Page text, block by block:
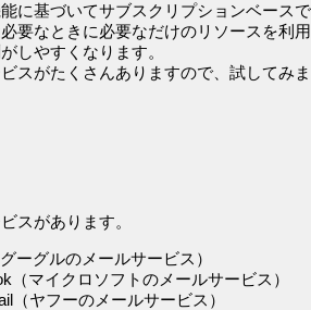
に基づいてサブスクリプションベース
要なときに必要なだけのリソースを利
しやすくなります。
スがたくさんありますので、試してみ
スがあります。
ーグルのメールサービス）
（マイクロソフトのメールサービス）
（ヤフーのメールサービス）